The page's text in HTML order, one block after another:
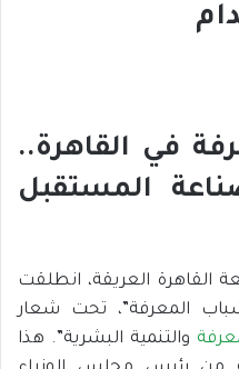
في القاهرة..
المستقبل
القاهرة العريقة، انطلقت
المعرفة”، تحت شعار
والتنمية البشرية”. هذا